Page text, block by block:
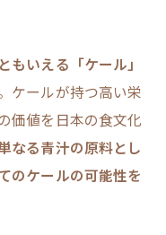
もいえる「ケール」
ケールが持つ高い栄
価値を日本の食文化
なる青汁の原料とし
のケールの可能性を